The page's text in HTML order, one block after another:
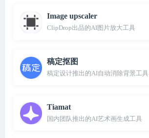
Image upscaler
ClipDrop出品的AI图片放大工具
稿定抠图
稿定设计推出的AI自动消除背景工具
Tiamat
国内团队推出的AI艺术画生成工具